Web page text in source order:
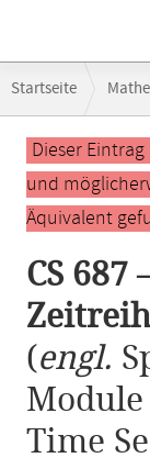
Navigation
Startseite
Hauptinhalt
Dieser
und
Äquivalent
CS
(engl.
Time